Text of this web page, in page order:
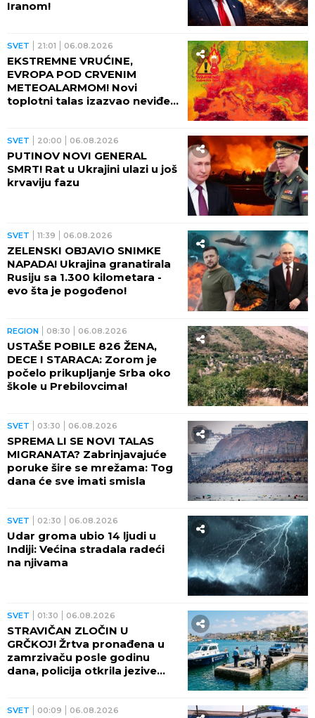
Iranom!
SVET 21:01 06.08.2026
EKSTREMNE VRUĆINE,
EVROPA POD CRVENIM
METEOALARMOM! Novi
toplotni talas izazvao neviđeni
SVET 20:00 06.08.2026
PUTINOV NOVI GENERAL
SMRT! Rat u Ukrajini ulazi u još
krvaviju fazu
SVET 11:39 06.08.2026
ZELENSKI OBJAVIO SNIMKE
NAPADA! Ukrajina granatirala
Rusiju sa 1.300 kilometara -
evo šta je pogođeno!
REGION 08:30 06.08.2026
USTAŠE POBILE 826 ŽENA,
DECE I STARACA: Zorom je
počelo prikupljanje Srba oko
škole u Prebilovcima!
SVET 03:30 06.08.2026
SPREMA LI SE NOVI TALAS
MIGRANATA? Zabrinjavajuće
poruke šire se mrežama: Tog
dana će sve imati smisla
SVET 02:30 06.08.2026
Udar groma ubio 14 ljudi u
Indiji: Većina stradala radeći
na njivama
SVET 01:30 06.08.2026
STRAVIČAN ZLOČIN U
GRČKOJ! Žrtva pronađena u
zamrzivaču posle godinu
dana, policija otkrila jezive
SVET 00:09 06.08.2026